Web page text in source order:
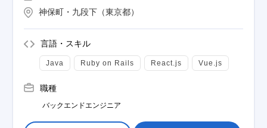
神保町・九段下（東京都）
言語・スキル
Java Ruby on Rails React.js Vue.js
職種
バックエンドエンジニア